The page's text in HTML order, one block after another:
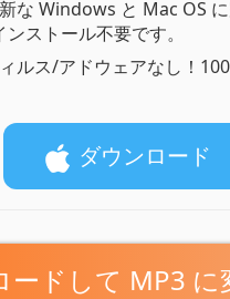
な Windows と Mac OS
ンストール不要です。
ルス/アドウェアなし！
ダウンロード
ドして MP3 に